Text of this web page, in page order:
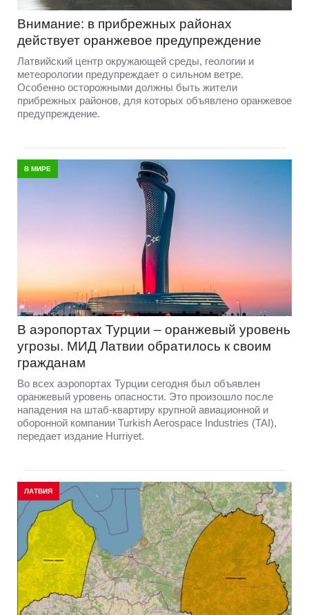
Внимание: в прибрежных районах
действует оранжевое предупреждение
Латвийский центр окружающей среды, геологии и
метеорологии предупреждает о сильном ветре.
Особенно осторожными должны быть жители
прибрежных районов, для которых объявлено оранжевое
предупреждение.
В МИРЕ
В аэропортах Турции – оранжевый уровень
угрозы. МИД Латвии обратилось к своим
гражданам
Во всех аэропортах Турции сегодня был объявлен
оранжевый уровень опасности. Это произошло после
нападения на штаб-квартиру крупной авиационной и
оборонной компании Turkish Aerospace Industries (TAI),
передает издание Hurriyet.
ЛАТВИЯ